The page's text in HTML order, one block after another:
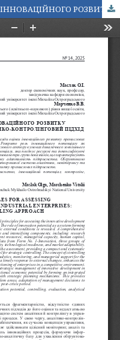
МЕТОДИЧНІ ЗАСАДИ ОЦІНКИ ІННОВАЦІЙНОГО РОЗВИТКУ ПРОМИСЛОВИХ ПІДПРИЄМСТВ: АНАЛІТИКО-КОНТРОЛІНГОВИЙ ПІДХІД